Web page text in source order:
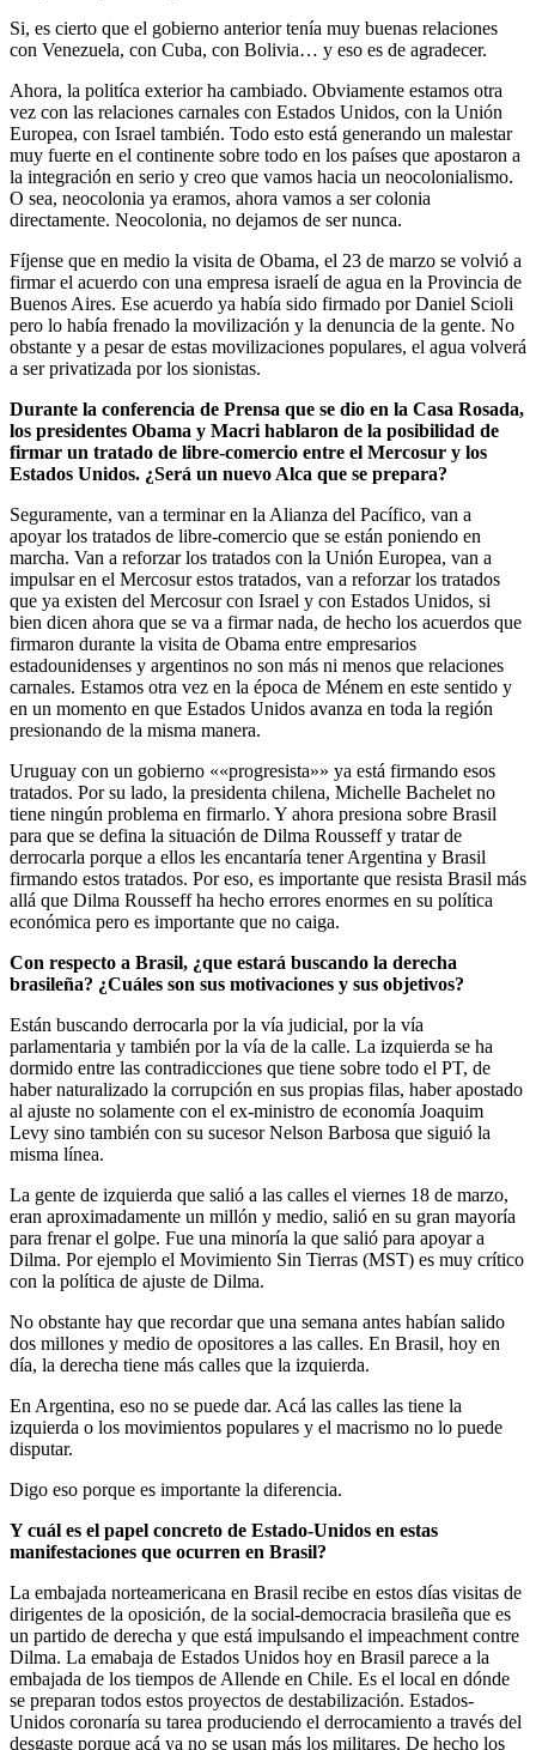
Si, es cierto que el gobierno anterior tenía muy buenas relaciones
con Venezuela, con Cuba, con Bolivia… y eso es de agradecer.
Ahora, la politíca exterior ha cambiado. Obviamente estamos otra
vez con las relaciones carnales con Estados Unidos, con la Unión
Europea, con Israel también. Todo esto está generando un malestar
muy fuerte en el continente sobre todo en los países que apostaron a
la integración en serio y creo que vamos hacia un neocolonialismo.
O sea, neocolonia ya eramos, ahora vamos a ser colonia
directamente. Neocolonia, no dejamos de ser nunca.
Fíjense que en medio la visita de Obama, el 23 de marzo se volvió a
firmar el acuerdo con una empresa israelí de agua en la Provincia de
Buenos Aires. Ese acuerdo ya había sido firmado por Daniel Scioli
pero lo había frenado la movilización y la denuncia de la gente. No
obstante y a pesar de estas movilizaciones populares, el agua volverá
a ser privatizada por los sionistas.
Durante la conferencia de Prensa que se dio en la Casa Rosada,
los presidentes Obama y Macri hablaron de la posibilidad de
firmar un tratado de libre-comercio entre el Mercosur y los
Estados Unidos. ¿Será un nuevo Alca que se prepara?
Seguramente, van a terminar en la Alianza del Pacífico, van a
apoyar los tratados de libre-comercio que se están poniendo en
marcha. Van a reforzar los tratados con la Unión Europea, van a
impulsar en el Mercosur estos tratados, van a reforzar los tratados
que ya existen del Mercosur con Israel y con Estados Unidos, si
bien dicen ahora que se va a firmar nada, de hecho los acuerdos que
firmaron durante la visita de Obama entre empresarios
estadounidenses y argentinos no son más ni menos que relaciones
carnales. Estamos otra vez en la época de Ménem en este sentido y
en un momento en que Estados Unidos avanza en toda la región
presionando de la misma manera.
Uruguay con un gobierno ««progresista»» ya está firmando esos
tratados. Por su lado, la presidenta chilena, Michelle Bachelet no
tiene ningún problema en firmarlo. Y ahora presiona sobre Brasil
para que se defina la situación de Dilma Rousseff y tratar de
derrocarla porque a ellos les encantaría tener Argentina y Brasil
firmando estos tratados. Por eso, es importante que resista Brasil más
allá que Dilma Rousseff ha hecho errores enormes en su política
económica pero es importante que no caiga.
Con respecto a Brasil, ¿que estará buscando la derecha
brasileña? ¿Cuáles son sus motivaciones y sus objetivos?
Están buscando derrocarla por la vía judicial, por la vía
parlamentaria y también por la vía de la calle. La izquierda se ha
dormido entre las contradicciones que tiene sobre todo el PT, de
haber naturalizado la corrupción en sus propias filas, haber apostado
al ajuste no solamente con el ex-ministro de economía Joaquim
Levy sino también con su sucesor Nelson Barbosa que siguió la
misma línea.
La gente de izquierda que salió a las calles el viernes 18 de marzo,
eran aproximadamente un millón y medio, salió en su gran mayoría
para frenar el golpe. Fue una minoría la que salió para apoyar a
Dilma. Por ejemplo el Movimiento Sin Tierras (MST) es muy crítico
con la política de ajuste de Dilma.
No obstante hay que recordar que una semana antes habían salido
dos millones y medio de opositores a las calles. En Brasil, hoy en
día, la derecha tiene más calles que la izquierda.
En Argentina, eso no se puede dar. Acá las calles las tiene la
izquierda o los movimientos populares y el macrismo no lo puede
disputar.
Digo eso porque es importante la diferencia.
Y cuál es el papel concreto de Estado-Unidos en estas
manifestaciones que ocurren en Brasil?
La embajada norteamericana en Brasil recibe en estos días visitas de
dirigentes de la oposición, de la social-democracia brasileña que es
un partido de derecha y que está impulsando el impeachment contre
Dilma. La emabaja de Estados Unidos hoy en Brasil parece a la
embajada de los tiempos de Allende en Chile. Es el local en dónde
se preparan todos estos proyectos de destabilización. Estados-
Unidos coronaría su tarea produciendo el derrocamiento a través del
desgaste porque acá ya no se usan más los militares. De hecho los